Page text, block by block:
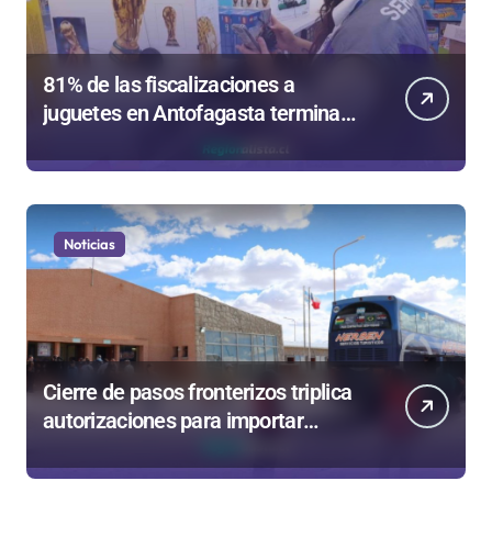
81% de las fiscalizaciones a
juguetes en Antofagasta termina
en sumarios sanitarios
Noticias
Cierre de pasos fronterizos triplica
autorizaciones para importar